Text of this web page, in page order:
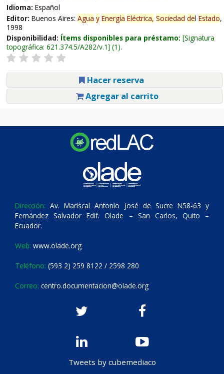
Idioma: Español
Editor: Buenos Aires: Agua y Energía Eléctrica, Sociedad del Estado,
1998
Disponibilidad: Ítems disponibles para préstamo: Signatura
topográfica: 621.374.5/A282/v.1 (1).
Hacer reserva
Agregar al carrito
Dirección: Av. Mariscal Antonio José de Sucre N58-63 y
Fernández Salvador Edif. Olade – San Carlos, Quito –
Ecuador.
Web: www.olade.org
Teléfono: (593 2) 259 8122 / 2598 280
Correo: centro.documentacion@olade.org
Tweets by cubemediaco